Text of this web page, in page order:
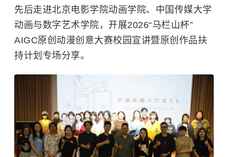
先后走进北京电影学院动画学院、中国传媒大学
动画与数字艺术学院，开展2026“马栏山杯”
AIGC原创动漫创意大赛校园宣讲暨原创作品扶
持计划专场分享。